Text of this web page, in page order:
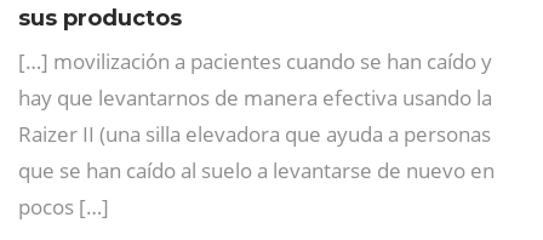
sus productos
[…] movilización a pacientes cuando se han caído y
hay que levantarnos de manera efectiva usando la
Raizer II (una silla elevadora que ayuda a personas
que se han caído al suelo a levantarse de nuevo en
pocos […]